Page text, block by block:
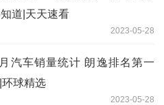
道|天天速看
2023-05-28
汽车销量统计 朗逸排名第一
球精选
2023-05-28